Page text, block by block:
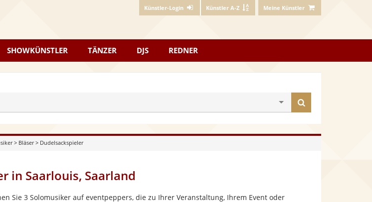
Künstler-Login Künstler A-Z Meine Künstler
SHOWKÜNSTLER TÄNZER DJS REDNER
finden
> Bläser> Dudelsackspieler
in Saarlouis, Saarland
Sie 3 Solomusiker auf eventpeppers, die zu Ihrer Veranstaltung, Ihrem Event oder